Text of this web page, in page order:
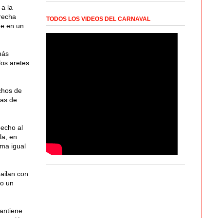
la
en un
aretes
de
de
al
en
igual
con
un
TODOS LOS VIDEOS DEL CARNAVAL